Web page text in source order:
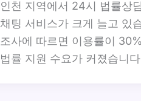
인천 지역에서 24시 법률상
채팅 서비스가 크게 늘고 있
조사에 따르면 이용률이
법률 지원 수요가 커졌습니